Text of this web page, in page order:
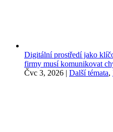
Digitální prostředí jako
firmy musí komunikovat
Čvc 3, 2026 | Další témata,